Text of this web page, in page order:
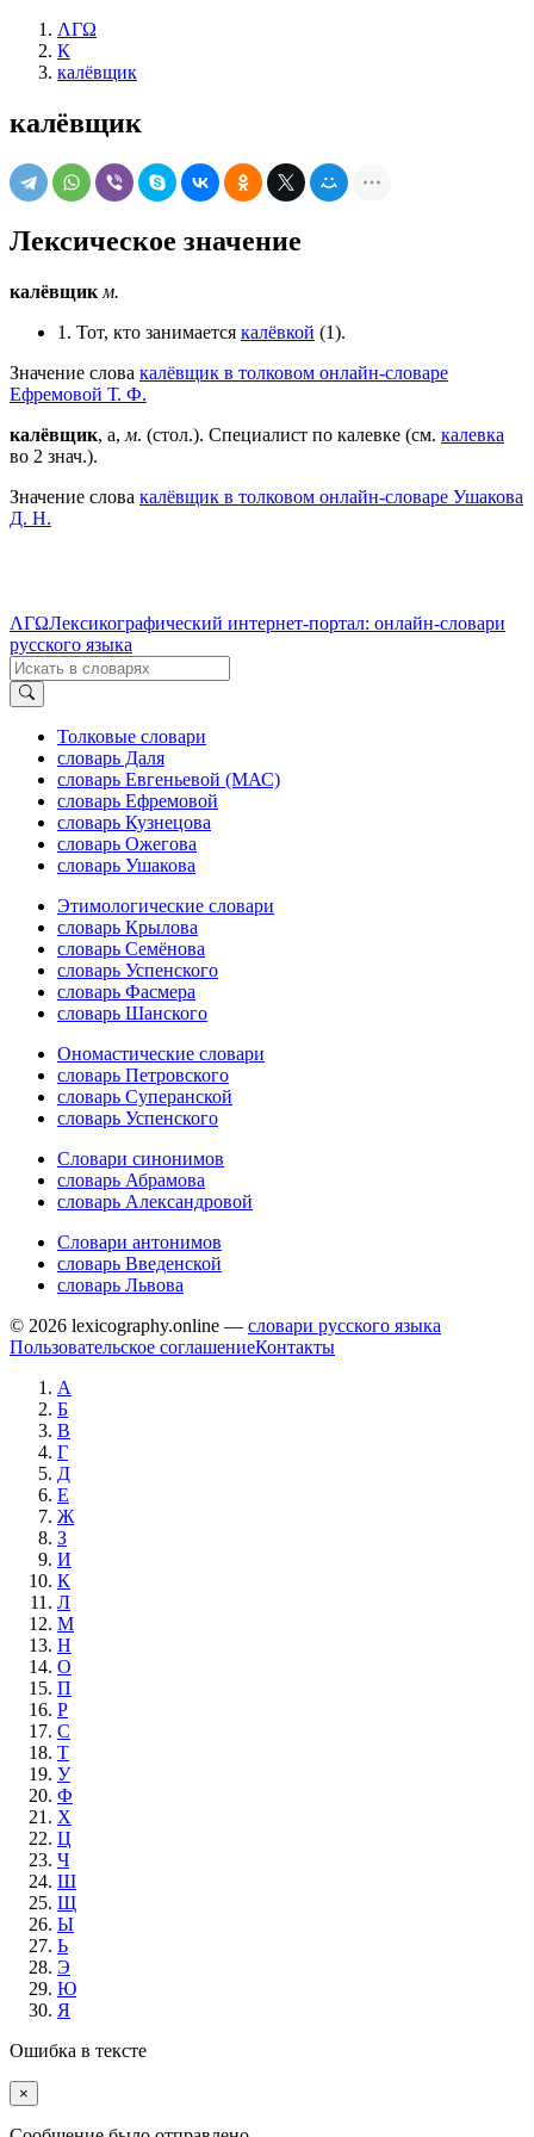
ΛΓΩ
К
калёвщик
калёвщик
Лексическое значение
калёвщик м.
1. Тот, кто занимается калёвкой (1).
Значение слова калёвщик в толковом онлайн-словаре
Ефремовой Т. Ф.
калёвщик, а, м. (стол.). Специалист по калевке (см. калевка
во 2 знач.).
Значение слова калёвщик в толковом онлайн-словаре Ушакова
Д. Н.
ΛΓΩЛексикографический интернет-портал: онлайн-словари
русского языка
Толковые словари
словарь Даля
словарь Евгеньевой (МАС)
словарь Ефремовой
словарь Кузнецова
словарь Ожегова
словарь Ушакова
Этимологические словари
словарь Крылова
словарь Семёнова
словарь Успенского
словарь Фасмера
словарь Шанского
Ономастические словари
словарь Петровского
словарь Суперанской
словарь Успенского
Словари синонимов
словарь Абрамова
словарь Александровой
Словари антонимов
словарь Введенской
словарь Львова
© 2026 lexicography.online — словари русского языка
Пользовательское соглашениеКонтакты
А
Б
В
Г
Д
Е
Ж
З
И
К
Л
М
Н
О
П
Р
С
Т
У
Ф
Х
Ц
Ч
Ш
Щ
Ы
Ь
Э
Ю
Я
Ошибка в тексте
×